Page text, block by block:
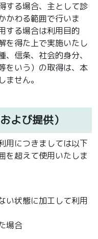
する場合、主として診
かわる範囲で行いま
する場合は利用目的
を得た上で実施いたし
信条、社会的身分、
をいう）の取得は、本
せん。
よび提供）
用につきましては以下
を超えて使用いたしま
い状態に加工して利用
場合